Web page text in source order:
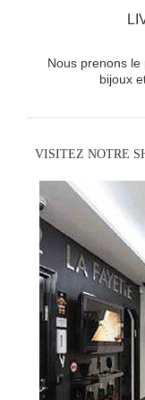
Nous prenons
bijoux
VISITEZ NOTRE